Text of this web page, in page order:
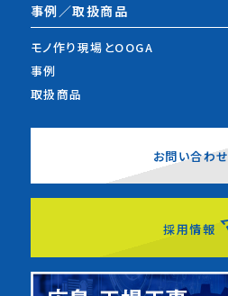
事例／取扱商品
モノ作り現場とOOGA
事例
取扱商品
お問い合わせ
採用情報